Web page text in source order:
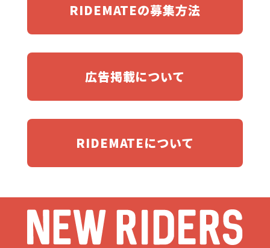
RIDEMATEの募集方法
広告掲載について
RIDEMATEについて